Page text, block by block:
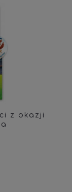
z okazji